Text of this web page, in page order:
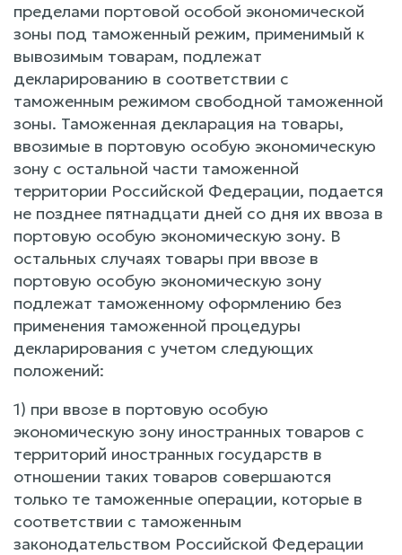
пределами портовой особой экономической
зоны под таможенный режим, применимый к
вывозимым товарам, подлежат
декларированию в соответствии с
таможенным режимом свободной таможенной
зоны. Таможенная декларация на товары,
ввозимые в портовую особую экономическую
зону с остальной части таможенной
территории Российской Федерации, подается
не позднее пятнадцати дней со дня их ввоза в
портовую особую экономическую зону. В
остальных случаях товары при ввозе в
портовую особую экономическую зону
подлежат таможенному оформлению без
применения таможенной процедуры
декларирования с учетом следующих
положений:
1) при ввозе в портовую особую
экономическую зону иностранных товаров с
территорий иностранных государств в
отношении таких товаров совершаются
только те таможенные операции, которые в
соответствии с таможенным
законодательством Российской Федерации